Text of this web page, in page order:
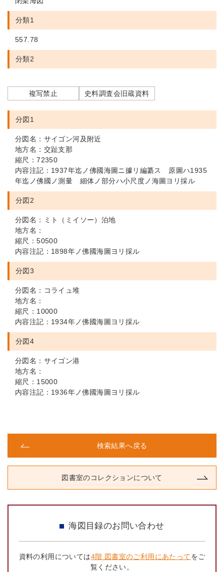
分類1
557.78
分類2
複写禁止 史料調査会旧蔵資料
分図1
分図名：サイゴン河及附近
地方名：交趾支那
縮尺：72350
内容注記：1937年迄ノ佛國海圖ニ據リ編纂ス 原圖ハ1935
年迄ノ佛國ノ測量 細体ノ部分ハ小尺度ノ海圖ヨリ採ル
分図2
分図名：ミト（ミイソー）泊地
地方名：
縮尺：50500
内容注記：1898年ノ佛國海圖ヨリ採ル
分図3
分図名：コライュ堆
地方名：
縮尺：10000
内容注記：1934年ノ佛國海圖ヨリ採ル
分図4
分図名：サイゴン港
地方名：
縮尺：15000
内容注記：1936年ノ佛國海圖ヨリ採ル
検索結果へ戻る
図書室のコレクションについて
海図目録のお問い合わせ
資料の利用については4階 図書室のご利用にあたってをご
覧ください。